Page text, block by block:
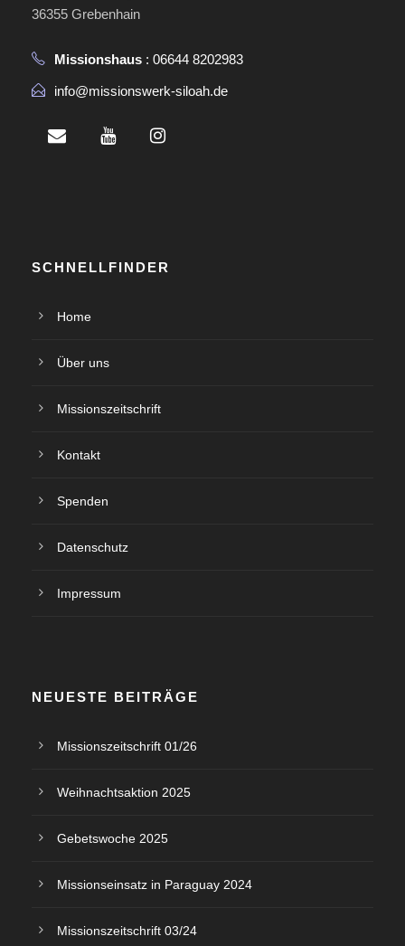
36355 Grebenhain
Missionshaus : 06644 8202983
info@missionswerk-siloah.de
SCHNELLFINDER
Home
Über uns
Missionszeitschrift
Kontakt
Spenden
Datenschutz
Impressum
NEUESTE BEITRÄGE
Missionszeitschrift 01/26
Weihnachtsaktion 2025
Gebetswoche 2025
Missionseinsatz in Paraguay 2024
Missionszeitschrift 03/24